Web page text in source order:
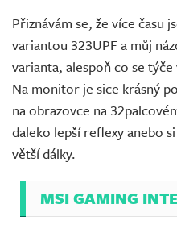
Přiznávám se, že více času
variantou 323UPF a můj
varianta, alespoň co se
Na monitor je sice krásný
na obrazovce na
daleko lepší reflexy anebo
větší dálky.
MSI GAMING